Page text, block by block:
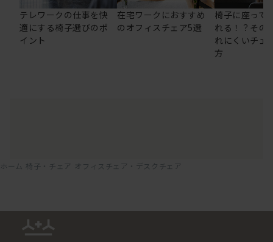
テレワークの仕事を快
適にする椅子選びのポ
イント
在宅ワークにおすすめ
のオフィスチェア5選
椅子に座って
れる！？その
れにくいチェ
方
ホーム 椅子・チェア オフィスチェア・デスクチェア